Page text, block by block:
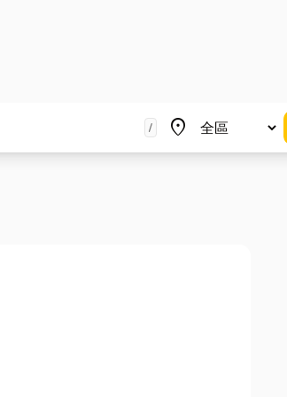
/ place
地區